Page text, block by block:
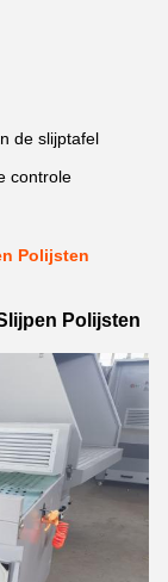
de slijptafel
controle
Polijsten
Polijsten